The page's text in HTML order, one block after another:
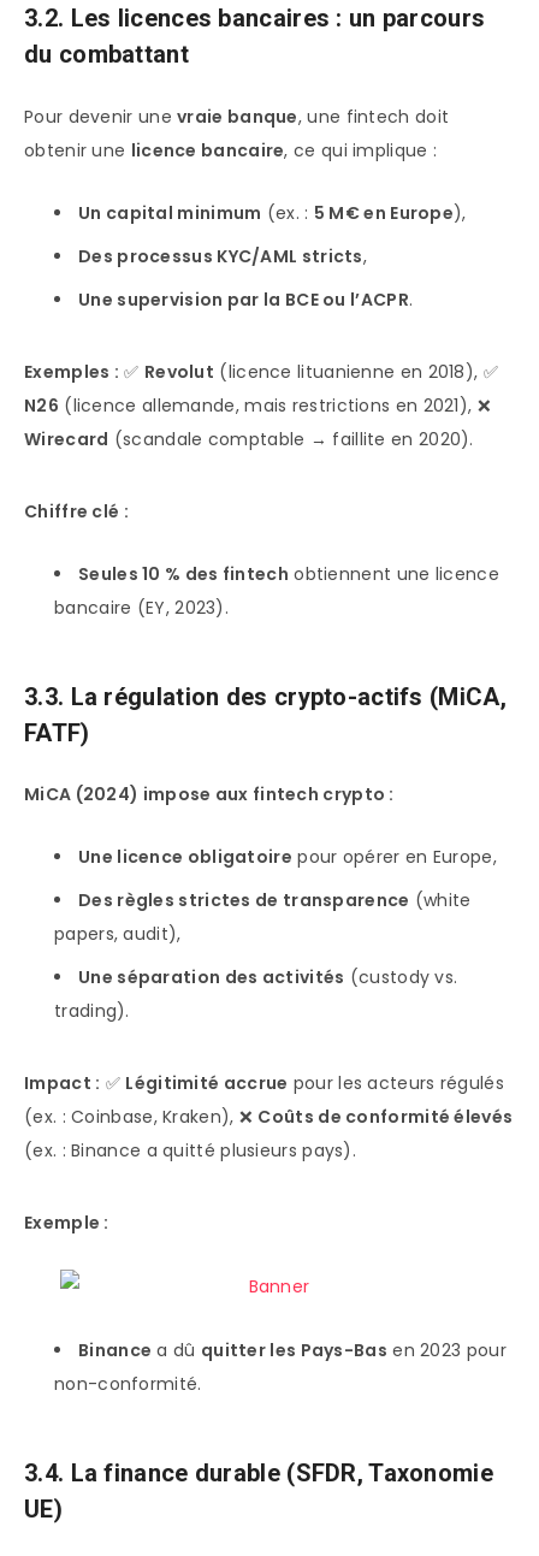
3.2. Les licences bancaires : un parcours
du combattant
Pour devenir unevraie banque, une fintech doit
obtenir une licence bancaire, ce qui implique :
Un capital minimum (ex. : 5 M€ en Europe),
Des processus KYC/AML stricts,
Une supervision par la BCE ou l’ACPR.
Exemples : ✅ Revolut (licence lituanienne en 2018), ✅
N26 (licence allemande, mais restrictions en 2021), ❌
Wirecard (scandale comptable → faillite en 2020).
Chiffre clé :
Seules 10 % des fintech obtiennent une licence
bancaire (EY, 2023).
3.3. La régulation des crypto-actifs (MiCA,
FATF)
MiCA (2024) impose aux fintech crypto :
Une licence obligatoire pour opérer en Europe,
Des règles strictes de transparence (white
papers, audit),
Une séparation des activités (custody vs.
trading).
Impact : ✅ Légitimité accrue pour les acteurs régulés
(ex. : Coinbase, Kraken), ❌ Coûts de conformité élevés
(ex. : Binance a quitté plusieurs pays).
Exemple :
Binance a dû quitter les Pays-Bas en 2023 pour
non-conformité.
3.4. La finance durable (SFDR, Taxonomie
UE)